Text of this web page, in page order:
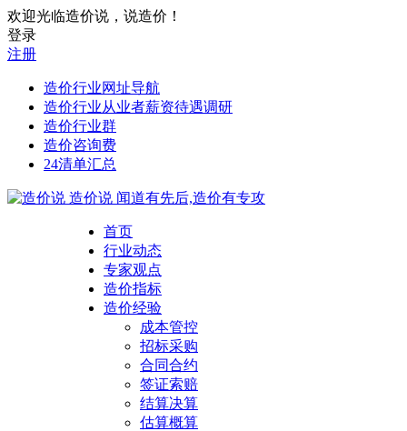
欢迎光临造价说，说造价！
登录
注册
造价行业网址导航
造价行业从业者薪资待遇调研
造价行业群
造价咨询费
24清单汇总
造价说 闻道有先后,造价有专攻
首页
行业动态
专家观点
造价指标
造价经验
成本管控
招标采购
合同合约
签证索赔
结算决算
估算概算